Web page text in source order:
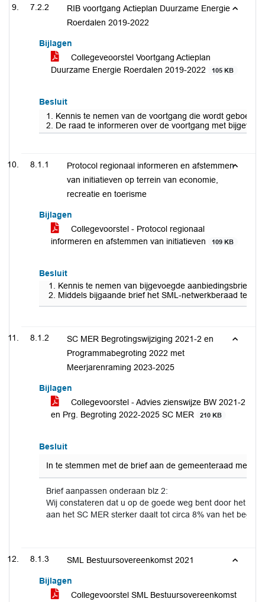
7.2.2
RIB voortgang Actieplan Duurzame Energie
Roerdalen 2019-2022
Bijlagen
Collegeveoorstel Voortgang Actieplan
Duurzame Energie Roerdalen 2019-2022
105 KB
Besluit
1. Kennis te nemen van de voortgang die wordt geboekt
2. De raad te informeren over de voortgang met
8.1.1
Protocol regionaal informeren en afstemmen
van initiatieven op terrein van economie,
recreatie en toerisme
Bijlagen
Collegevoorstel - Protocol regionaal
informeren en afstemmen van initiatieven
109 KB
Besluit
Kennis te nemen van bijgevoegde aanbiedingsbrief en
Middels bijgaande brief het SML-netwerkberaad te
8.1.2
SC MER Begrotingswijziging 2021-2 en
Programmabegroting 2022 met
Meerjarenraming 2023-2025
Bijlagen
Collegevoorstel - Advies zienswijze BW 2021-2
en Prg. Begroting 2022-2025 SC MER
210 KB
Besluit
In te stemmen met de brief aan de gemeenteraad met
Brief aanpassen onderaan blz 2:
Wij constateren dat u op de goede weg bent door het
aan het SC MER sterker daalt tot circa 8% van het
8.1.3 SML Bestuursovereenkomst 2021
Bijlagen
Collegevoorstel SML Bestuursovereenkomst